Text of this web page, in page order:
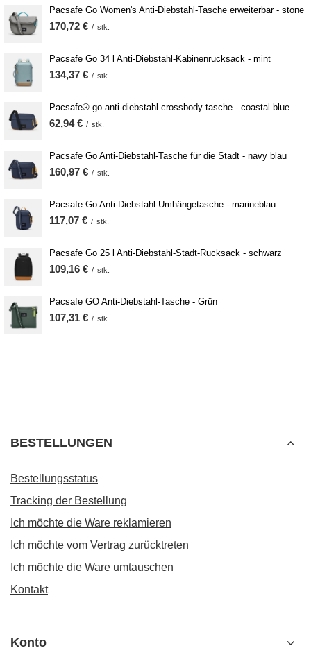
Pacsafe Go Women's Anti-Diebstahl-Tasche erweiterbar - stone
170,72 € / stk.
Pacsafe Go 34 l Anti-Diebstahl-Kabinenrucksack - mint
134,37 € / stk.
Pacsafe® go anti-diebstahl crossbody tasche - coastal blue
62,94 € / stk.
Pacsafe Go Anti-Diebstahl-Tasche für die Stadt - navy blau
160,97 € / stk.
Pacsafe Go Anti-Diebstahl-Umhängetasche - marineblau
117,07 € / stk.
Pacsafe Go 25 l Anti-Diebstahl-Stadt-Rucksack - schwarz
109,16 € / stk.
Pacsafe GO Anti-Diebstahl-Tasche - Grün
107,31 € / stk.
BESTELLUNGEN
Bestellungsstatus
Tracking der Bestellung
Ich möchte die Ware reklamieren
Ich möchte vom Vertrag zurücktreten
Ich möchte die Ware umtauschen
Kontakt
Konto